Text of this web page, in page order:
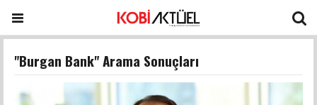
"Burgan Bank" Arama Sonuçları